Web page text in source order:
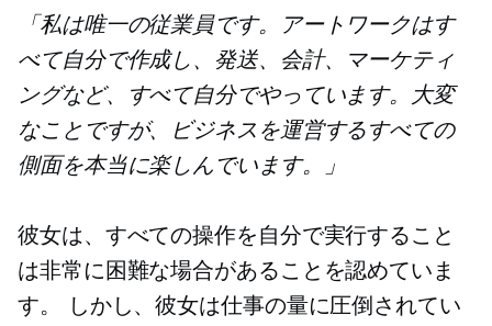
「私は唯一の従業員です。アートワークはす
べて自分で作成し、発送、会計、マーケティ
ングなど、すべて自分でやっています。大変
なことですが、ビジネスを運営するすべての
側面を本当に楽しんでいます。」
彼女は、すべての操作を自分で実行すること
は非常に困難な場合があることを認めていま
す。 しかし、彼女は仕事の量に圧倒されてい